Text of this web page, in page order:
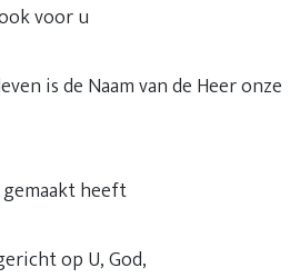
voor u
is de Naam van de Heer onze
gemaakt heeft
op U, God,